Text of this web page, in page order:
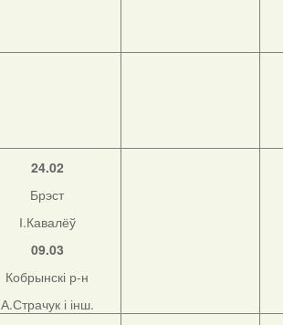
24.02
Брэст
І.Кавалёў
09.03
Кобрынскі р-н
А.Страчук і інш.